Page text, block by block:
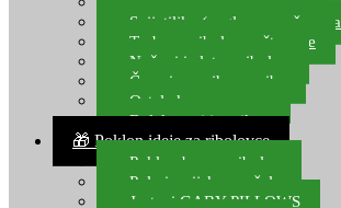
Svijetiljke (naglavne, ručne,
Torbe za ribolovne štapove
Noževi i alat za ribolov
Čamci za prihranu ribe
Ostala kamp oprema
Dalekozori i optika
🎁 Poklon ideje za ribolovce
Poklon bon za ribolov
Polarizacijske naočale
Jastuci GABY PILLOWS